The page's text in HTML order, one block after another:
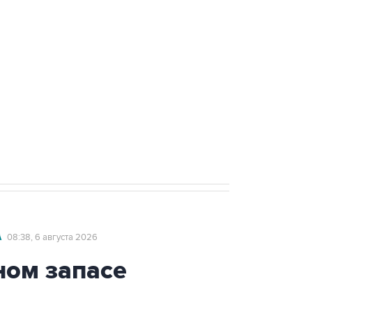
08:38, 6 августа 2026
запасе